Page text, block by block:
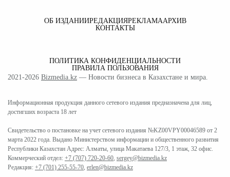
ОБ ИЗДАНИИРЕДАКЦИЯРЕКЛАМААРХИВ
КОНТАКТЫ
ПОЛИТИКА КОНФИДЕНЦИАЛЬНОСТИ
ПРАВИЛА ПОЛЬЗОВАНИЯ
2021-2026 Bizmedia.kz — Новости бизнеса в Казахстане и мира.
Информационная продукция данного сетевого издания предназначена для лиц,
достигших возраста 18 лет
Свидетельство о постановке на учет сетевого издания №KZ00VPY00046589 от 2
марта 2022 года. Выдано Министерством информации и общественного развития
Республики Казахстан Адрес: Алматы, улица Макатаева 127/3, 1 этаж, 32 офис.
Коммерческий отдел: +7 (707) 720-20-60 sergey@bizmedia.kz
Редакция: +7 (701) 255-55-70 erlen@bizmedia.kz